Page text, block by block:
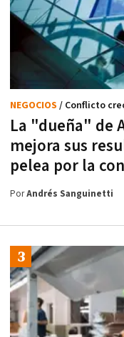
La "dueña" de
mejora sus
pelea por la
NEGOCIOS / Conflicto
PorAndrés Sanguinetti